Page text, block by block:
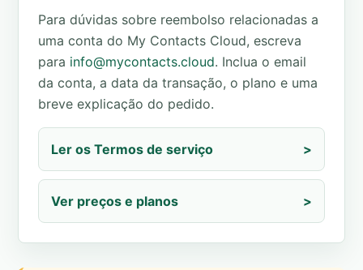
Para dúvidas sobre reembolso relacionadas a
uma conta do My Contacts Cloud, escreva
para info@mycontacts.cloud. Inclua o email
da conta, a data da transação, o plano e uma
breve explicação do pedido.
Ler os Termos de serviço >
Ver preços e planos >